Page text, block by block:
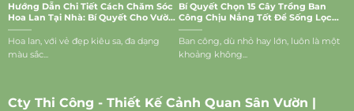
Hướng Dẫn Chi Tiết Cách Chăm Sóc
Hoa Lan Tại Nhà: Bí Quyết Cho Vườn
Lan Rực Rỡ
Hoa lan, với vẻ đẹp kiêu sa, đa dạng
màu sắc...
Bí Quyết Chọn 15 Cây Trồng Ban
Công Chịu Nắng Tốt Để Sống Lọc
Bụi, Mang Vượng Khí Vào Nhà
Ban công, dù nhỏ hay lớn, luôn là một
khoảng không...
Cty Thi Công - Thiết Kế Cảnh Quan Sân Vườn |